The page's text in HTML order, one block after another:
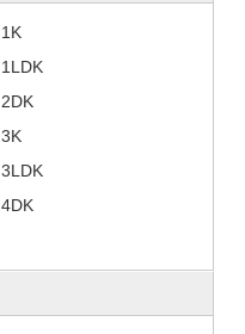
1K
1LDK
2DK
3K
3LDK
4DK